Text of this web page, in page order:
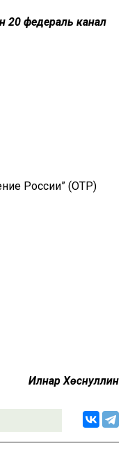
20 федераль канал
России” (ОТР)
Илнар Хөснуллин